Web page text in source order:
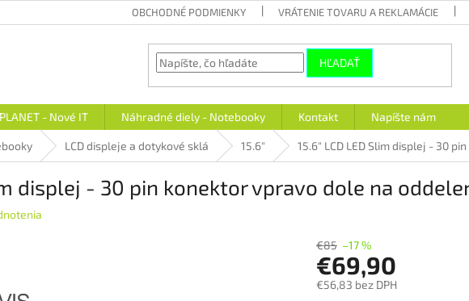
OBCHODNÉ PODMIENKY VRÁTENIE TOVARU A REKLAMÁCIE
HĽADAŤ
- Nové IT Náhradné diely - Notebooky Kontakt Napíšte nám
LCD displeje a dotykové sklá 15.6" 15.6" LCD LED Slim displej - 30
displej - 30 pin konektor vpravo dole na
€85 –17 %
€69,90
€56,83 bez DPH